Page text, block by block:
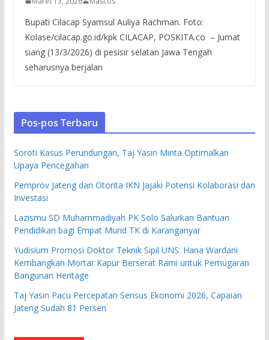
Bupati Cilacap Syamsul Auliya Rachman. Foto:
Kolase/cilacap.go.id/kpk CILACAP, POSKITA.co – Jumat
siang (13/3/2026) di pesisir selatan Jawa Tengah
seharusnya berjalan
Pos-pos Terbaru
Soroti Kasus Perundungan, Taj Yasin Minta Optimalkan
Upaya Pencegahan
Pemprov Jateng dan Otorita IKN Jajaki Potensi Kolaborasi dan
Investasi
Lazismu SD Muhammadiyah PK Solo Salurkan Bantuan
Pendidikan bagi Empat Murid TK di Karanganyar
Yudisium Promosi Doktor Teknik Sipil UNS: Hana Wardani
Kembangkan Mortar Kapur Berserat Rami untuk Pemugaran
Bangunan Heritage
Taj Yasin Pacu Percepatan Sensus Ekonomi 2026, Capaian
Jateng Sudah 81 Persen